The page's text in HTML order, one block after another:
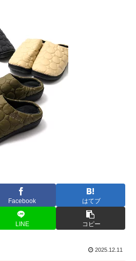
Facebook はてブ
LINE コピー
2025.12.11